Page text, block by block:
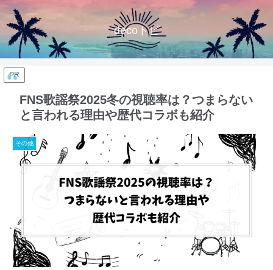
decoトピ
PR
FNS歌謡祭2025冬の視聴率は？つまらない
と言われる理由や歴代コラボも紹介
その他